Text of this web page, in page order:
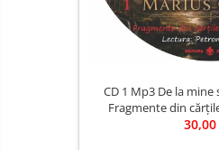
CD 1 Mp3 De la
Fragmente din